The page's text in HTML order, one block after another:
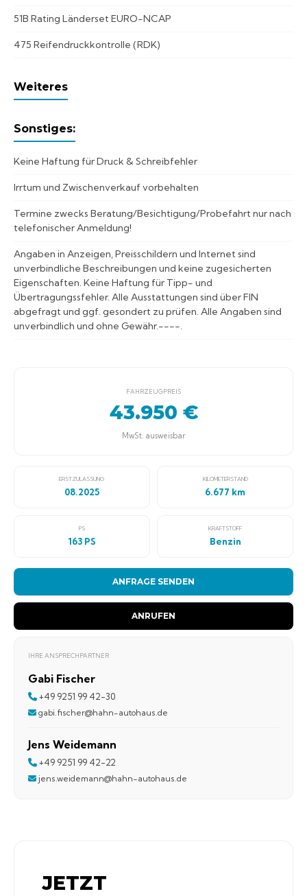
51B Rating Länderset EURO-NCAP
475 Reifendruckkontrolle (RDK)
Weiteres
Sonstiges:
Keine Haftung für Druck & Schreibfehler
Irrtum und Zwischenverkauf vorbehalten
Termine zwecks Beratung/Besichtigung/Probefahrt nur nach
telefonischer Anmeldung!
Angaben in Anzeigen, Preisschildern und Internet sind
unverbindliche Beschreibungen und keine zugesicherten
Eigenschaften. Keine Haftung für Tipp- und
Übertragungssfehler. Alle Ausstattungen sind über FIN
abgefragt und ggf. gesondert zu prüfen. Alle Angaben sind
unverbindlich und ohne Gewähr.----.
FAHRZEUGPREIS
43.950 €
MwSt. ausweisbar
ERSTZULASSUNG
08.2025
KILOMETERSTAND
6.677 km
PS
163 PS
KRAFTSTOFF
Benzin
ANFRAGE SENDEN
ANRUFEN
IHRE ANSPRECHPARTNER
Gabi Fischer
+49 9251 99 42-30
gabi.fischer@hahn-autohaus.de
Jens Weidemann
+49 9251 99 42-22
jens.weidemann@hahn-autohaus.de
JETZT